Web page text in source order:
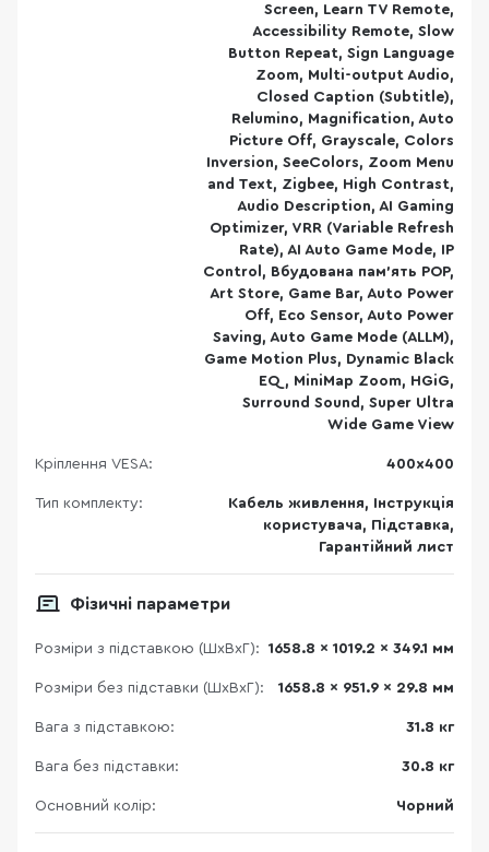
Screen, Learn TV Remote,
Accessibility Remote, Slow
Button Repeat, Sign Language
Zoom, Multi-output Audio,
Closed Caption (Subtitle),
Relumino, Magnification, Auto
Picture Off, Grayscale, Colors
Inversion, SeeColors, Zoom Menu
and Text, Zigbee, High Contrast,
Audio Description, AI Gaming
Optimizer, VRR (Variable Refresh
Rate), AI Auto Game Mode, IP
Control, Вбудована пам'ять POP,
Art Store, Game Bar, Auto Power
Off, Eco Sensor, Auto Power
Saving, Auto Game Mode (ALLM),
Game Motion Plus, Dynamic Black
EQ, MiniMap Zoom, HGiG,
Surround Sound, Super Ultra
Wide Game View
Кріплення VESA: 400х400
Тип комплекту:
Кабель живлення, Інструкція
користувача, Підставка,
Гарантійний лист
Фізичні параметри
Розміри з підставкою (ШхВхГ): 1658.8 x 1019.2 x 349.1 мм
Розміри без підставки (ШхВхГ): 1658.8 x 951.9 x 29.8 мм
Вага з підставкою: 31.8 кг
Вага без підставки: 30.8 кг
Основний колір: Чорний